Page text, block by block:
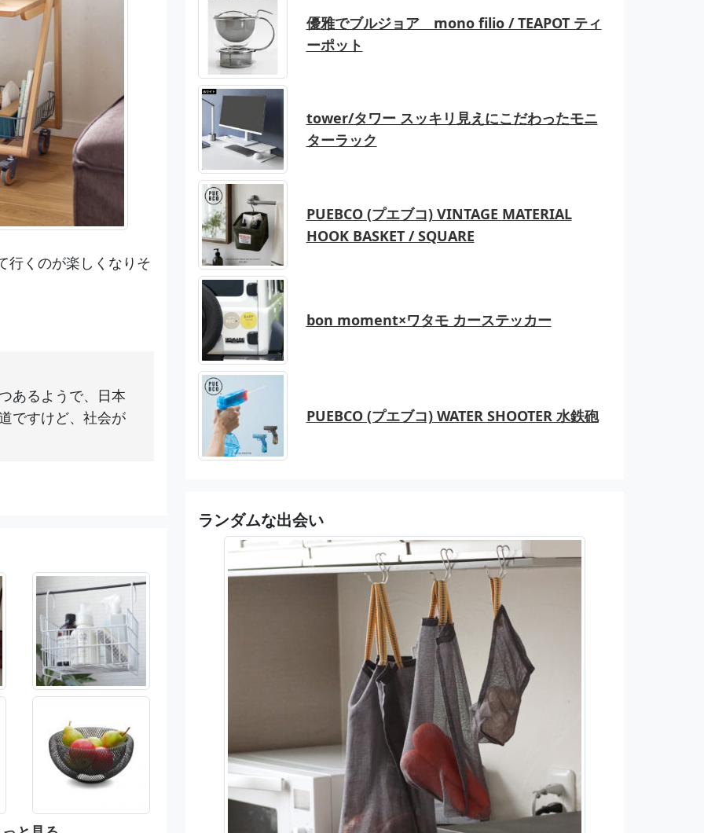
行くのが楽しくなりそ
あるようで、日本
ですけど、社会が
優雅でブルジョア mono filio / TEAPOT ティ
ーポット
tower/タワー スッキリ見えにこだわったモニ
ターラック
PUEBCO (プエブコ) VINTAGE MATERIAL
HOOK BASKET / SQUARE
bon moment×ワタモ カーステッカー
PUEBCO (プエブコ) WATER SHOOTER 水鉄砲
ランダムな出会い